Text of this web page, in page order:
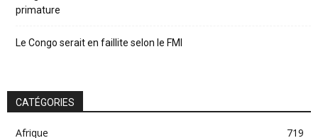
primature
Le Congo serait en faillite selon le FMI
CATÉGORIES
Afrique
719